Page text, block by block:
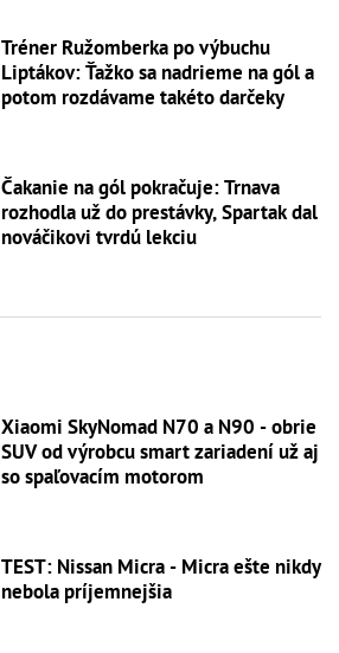
Tréner Ružomberka po výbuchu
Liptákov: Ťažko sa nadrieme na gól a
potom rozdávame takéto darčeky
Čakanie na gól pokračuje: Trnava
rozhodla už do prestávky, Spartak dal
nováčikovi tvrdú lekciu
Xiaomi SkyNomad N70 a N90 - obrie
SUV od výrobcu smart zariadení už aj
so spaľovacím motorom
TEST: Nissan Micra - Micra ešte nikdy
nebola príjemnejšia